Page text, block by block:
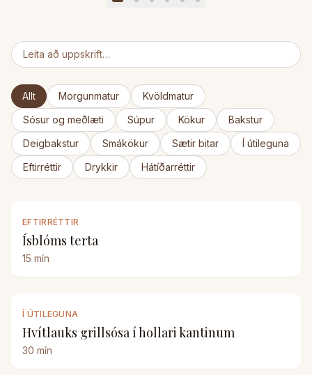
Allt Morgunmatur
Kvöldmatur
Sósur og meðlæti
Súpur Kökur
Bakstur
Deigbakstur
Smákökur Sætir bitar
Í útileguna
Eftirréttir
Drykkir Hátíðarréttir
EFTIRRÉTTIR
Ísblóms terta
15 mín
Í ÚTILEGUNA
Hvítlauks grillsósa í hollari kantinum
30 mín